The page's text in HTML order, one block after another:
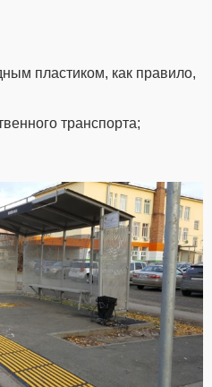
пластиком, как правило,
транспорта;